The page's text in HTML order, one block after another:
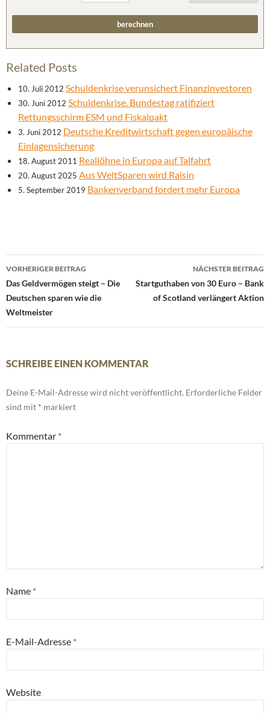
Related Posts
10. Juli 2012 Schuldenkrise verunsichert Finanzinvestoren
30. Juni 2012 Schuldenkrise. Bundestag ratifiziert
Rettungsschirm ESM und Fiskalpakt
3. Juni 2012 Deutsche Kreditwirtschaft gegen europäische
Einlagensicherung
18. August 2011 Reallöhne in Europa auf Talfahrt
20. August 2025 Aus WeltSparen wird Raisin
5. September 2019 Bankenverband fordert mehr Europa
Beitrags-
Navigation
VORHERIGER BEITRAG
Das Geldvermögen steigt – Die
Deutschen sparen wie die
Weltmeister
NÄCHSTER BEITRAG
Startguthaben von 30 Euro – Bank
of Scotland verlängert Aktion
SCHREIBE EINEN KOMMENTAR
Deine E-Mail-Adresse wird nicht veröffentlicht. Erforderliche Felder
sind mit * markiert
Kommentar *
Name *
E-Mail-Adresse *
Website